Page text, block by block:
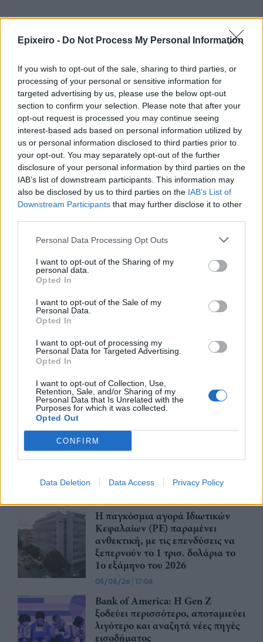
Epixeiro - Do Not Process My Personal Information
If you wish to opt-out of the sale, sharing to third parties, or
processing of your personal or sensitive information for
targeted advertising by us, please use the below opt-out
section to confirm your selection. Please note that after your
opt-out request is processed you may continue seeing
interest-based ads based on personal information utilized by
us or personal information disclosed to third parties prior to
your opt-out. You may separately opt-out of the further
disclosure of your personal information by third parties on the
IAB’s list of downstream participants. This information may
also be disclosed by us to third parties on the IAB’s List of
Downstream Participants that may further disclose it to other
Personal Data Processing Opt Outs
I want to opt-out of the Sharing of my
personal data.
Opted In
I want to opt-out of the Sale of my
Personal Data.
Opted In
I want to opt-out of processing my
Personal Data for Targeted Advertising.
Opted In
I want to opt-out of Collection, Use,
Retention, Sale, and/or Sharing of my
Personal Data that Is Unrelated with the
Purposes for which it was collected.
Opted Out
CONFIRM
Data Deletion Data Access Privacy Policy
TP Greece: Πώς διαμορφώνεται το
μέλλον του Insurance στην εποχή του AI
Advertorial
Περισσότερα από το
Η παγκόσμια αγορά Ιδιωτικών
Κεφαλαίων (PE) παραμένει
ανθεκτική, με τις επενδύσεις να
ξεπερνούν το 1 τρισ. δολάρια το
1ο εξάμηνο του 2026
05/08/26 | 17:06
Bank of America: Η Gen Z
ξoδεύει περισσότερο, αποταμιεύει
λιγότερο και αναζητά νέες πηγές
εισοδήματος